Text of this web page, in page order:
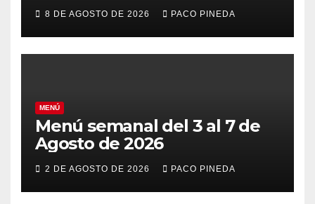
8 DE AGOSTO DE 2026 PACO PINEDA
MENÚ
Menú semanal del 3 al 7 de
Agosto de 2026
2 DE AGOSTO DE 2026 PACO PINEDA